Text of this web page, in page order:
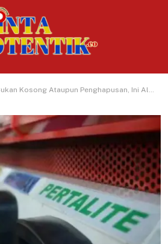
Kosong Ataupun Penghapusan, Ini Alasan Sejumlah SPBU di Tak Jual Pertalite